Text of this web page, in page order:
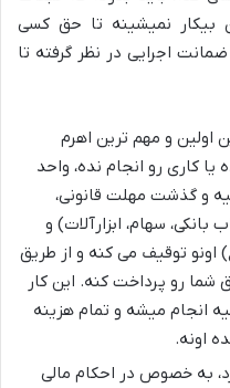
بیکار نمیشینه تا حق کسی
اجرایی در نظر گرفته تا
اولین و مهم ترین اهرم
کاری رو انجام نده، واحد
و گذشت مهلت قانونی،
سهام، ابزارآلات) و
اونو توقیف می کنه و از طریق
رو پرداخت کنه. این کار
انجام میشه و تمام هزینه
اونه.
به خصوص در احکام مالی